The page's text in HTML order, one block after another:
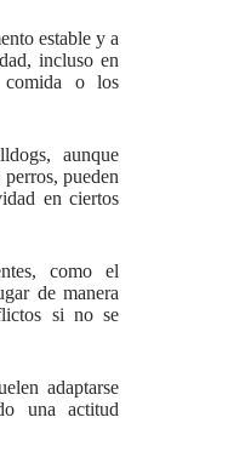
estable y a
incluso en
comida o los
aunque
pueden
en ciertos
como el
de manera
si no se
adaptarse
una actitud